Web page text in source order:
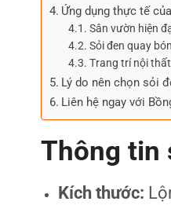
Ứng dụng thực tế
Sân vườn hiện
Sỏi đen quay
Trang trí nội thất
Lý do nên chọn sỏi
Liên hệ ngay với
Thông tin
Kích thước: